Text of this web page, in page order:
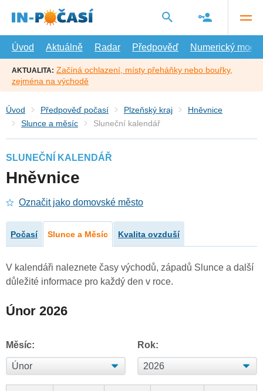
hlavní
Úvod
Aktuálně Radar Předpověď Numerický model
AKTUALITA: Začíná ochlazení, místy přeháňky nebo bouřky,
zejména na východě
Úvod Předpověď počasí Plzeňský kraj
Hněvnice
Slunce a měsíc
Sluneční kalendář
SLUNEČNÍ KALENDÁŘ
Hněvnice
Označit jako domovské město
Počasí Slunce a Měsíc Kvalita ovzduší
V kalendáři naleznete časy východů, západů Slunce a další
důležité informace pro každý den v roce.
Únor 2026
Měsíc: Rok: